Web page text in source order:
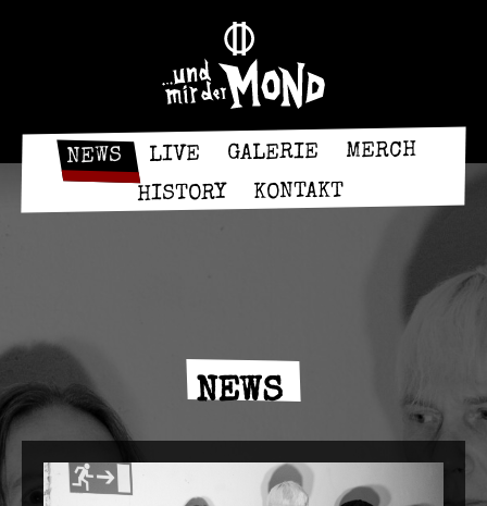
NEWS LIVE GALERIE MERCH
HISTORY KONTAKT
NEWS